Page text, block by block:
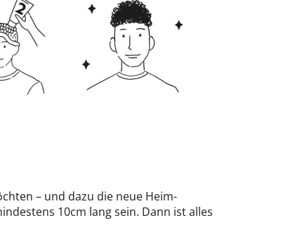
– und dazu die neue Heim-
10cm lang sein. Dann ist alles